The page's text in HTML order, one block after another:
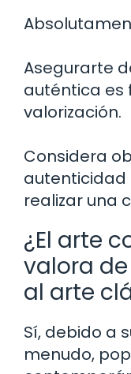
Asegurarte
auténtica es
valorización.
Considera
autenticidad
realizar una
¿El arte
valora
al arte
Sí, debido a
menudo,